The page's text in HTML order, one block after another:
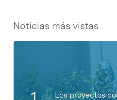
Noticias más vistas
Los proyectos